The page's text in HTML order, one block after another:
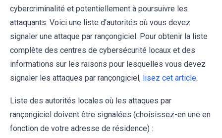
cybercriminalité et potentiellement à poursuivre les
attaquants. Voici une liste d'autorités où vous devez
signaler une attaque par rançongiciel. Pour obtenir la liste
complète des centres de cybersécurité locaux et des
informations sur les raisons pour lesquelles vous devez
signaler les attaques par rançongiciel, lisez cet article.
Liste des autorités locales où les attaques par
rançongiciel doivent être signalées (choisissez-en une en
fonction de votre adresse de résidence) :